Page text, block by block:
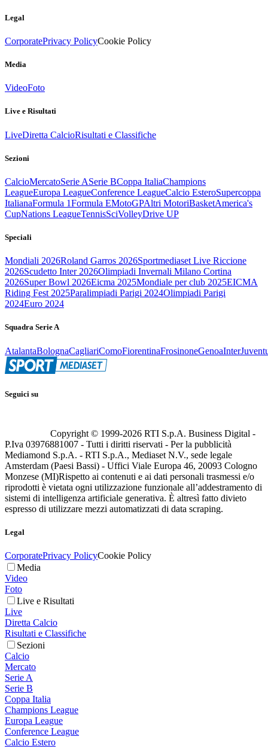
Legal
CorporatePrivacy PolicyCookie Policy
Media
VideoFoto
Live e Risultati
LiveDiretta CalcioRisultati e Classifiche
Sezioni
CalcioMercatoSerie ASerie BCoppa ItaliaChampions
LeagueEuropa LeagueConference LeagueCalcio EsteroSupercoppa
ItalianaFormula 1Formula EMotoGPAltri MotoriBasketAmerica's
CupNations LeagueTennisSciVolleyDrive UP
Speciali
Mondiali 2026Roland Garros 2026Sportmediaset Live Riccione
2026Scudetto Inter 2026Olimpiadi Invernali Milano Cortina
2026Super Bowl 2026Eicma 2025Mondiale per club 2025EICMA
Riding Fest 2025Paralimpiadi Parigi 2024Olimpiadi Parigi
2024Euro 2024
Squadra Serie A
AtalantaBolognaCagliariComoFiorentinaFrosinoneGenoaInter
Seguici su
Copyright © 1999-2026 RTI S.p.A. Business Digital -
P.Iva 03976881007 - Tutti i diritti riservati - Per la pubblicità
Mediamond S.p.A. - RTI S.p.A., Mediaset N.V., sede legale
Amsterdam (Paesi Bassi) - Uffici Viale Europa 46, 20093 Cologno
Monzese (MI)Rispetto ai contenuti e ai dati personali trasmessi e/o
riprodotti è vietata ogni utilizzazione funzionale all’addestramento di
sistemi di intelligenza artificiale generativa. È altresì fatto divieto
espresso di utilizzare mezzi automatizzati di data scraping.
Legal
CorporatePrivacy PolicyCookie Policy
Media
Video
Foto
Live e Risultati
Live
Diretta Calcio
Risultati e Classifiche
Sezioni
Calcio
Mercato
Serie A
Serie B
Coppa Italia
Champions League
Europa League
Conference League
Calcio Estero